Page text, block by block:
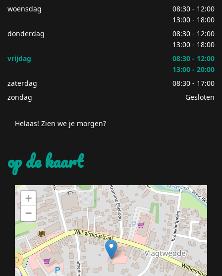
woensdag
08:30 - 12:00
13:00 - 18:00
donderdag
08:30 - 12:00
13:00 - 18:00
vrijdag
08:30 - 12:00
13:00 - 20:00
zaterdag
08:30 - 17:00
zondag
Gesloten
Helaas! Zien we je morgen?
op de kaart
+
−